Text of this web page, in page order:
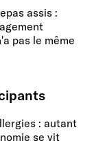
assis :
pas le même
: autant
se vit